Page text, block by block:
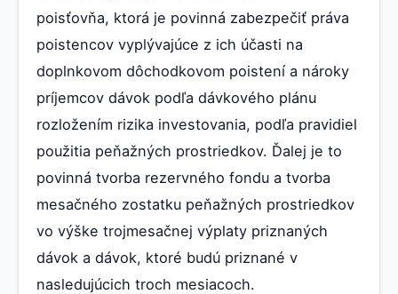
poisťovňa, ktorá je povinná zabezpečiť práva
poistencov vyplývajúce z ich účasti na
doplnkovom dôchodkovom poistení a nároky
príjemcov dávok podľa dávkového plánu
rozložením rizika investovania, podľa pravidiel
použitia peňažných prostriedkov. Ďalej je to
povinná tvorba rezervného fondu a tvorba
mesačného zostatku peňažných prostriedkov
vo výške trojmesačnej výplaty priznaných
dávok a dávok, ktoré budú priznané v
nasledujúcich troch mesiacoch.